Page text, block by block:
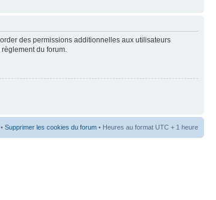
des permissions additionnelles aux utilisateurs
du forum.
• Supprimer les cookies du forum • Heures au format UTC + 1 heure